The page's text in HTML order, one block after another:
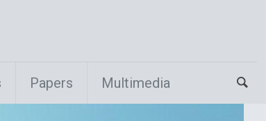
Papers Multimedia